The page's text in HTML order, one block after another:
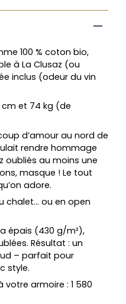
100 % coton bio,
à La Clusaz (ou
inclus (odeur du vin
cm et 74 kg (de
d’amour au nord de
rendre hommage
oubliés au moins une
masque ! Le tout
adore.
chalet… ou en open
épais (430 g/m²),
. Résultat : un
– parfait pour
style.
votre armoire : 1 580